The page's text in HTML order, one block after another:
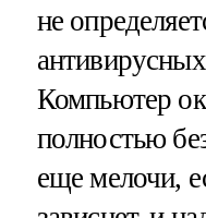
не
Компьютер
полностью
еще мелочи,